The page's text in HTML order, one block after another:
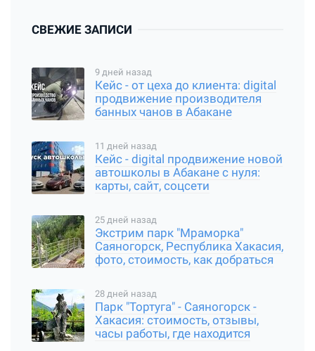
СВЕЖИЕ ЗАПИСИ
9 дней назад
Кейс - от цеха до клиента: digital
продвижение производителя
банных чанов в Абакане
11 дней назад
Кейс - digital продвижение новой
автошколы в Абакане с нуля:
карты, сайт, соцсети
25 дней назад
Экстрим парк "Мраморка"
Саяногорск, Республика Хакасия,
фото, стоимость, как добраться
28 дней назад
Парк "Тортуга" - Саяногорск -
Хакасия: стоимость, отзывы,
часы работы, где находится